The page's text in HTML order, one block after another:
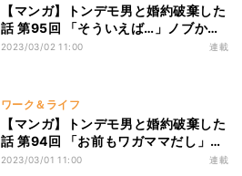
【マンガ】トンデモ男と婚約破棄した
話 第95回 「そういえば…」ノブから
義実家について衝撃的な話を聞かされ
2023/03/02 11:00 連載
ワーク＆ライフ
【マンガ】トンデモ男と婚約破棄した
話 第94回 「お前もワガママだし」最
後の晩餐までケンカ!? 2人が交わした
2023/03/01 11:00 連載